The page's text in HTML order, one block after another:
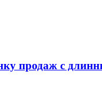
продаж с